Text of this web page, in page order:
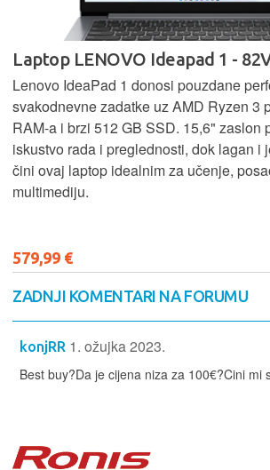
Laptop LENOVO Ideapad 1 -
Lenovo IdeaPad 1 donosi pouzdane
svakodnevne zadatke uz AMD Ryzen 3
RAM-a i brzi 512 GB SSD. 15,6" zaslon
iskustvo rada i preglednosti, dok lagan i
čini ovaj laptop idealnim za učenje,
multimediju.
579,99 €
ZADNJI KOMENTARI NA FORUMU
konjRR 1. ožujka 2023.
Best buy?Da je cijena niza za 100€?Cini mi